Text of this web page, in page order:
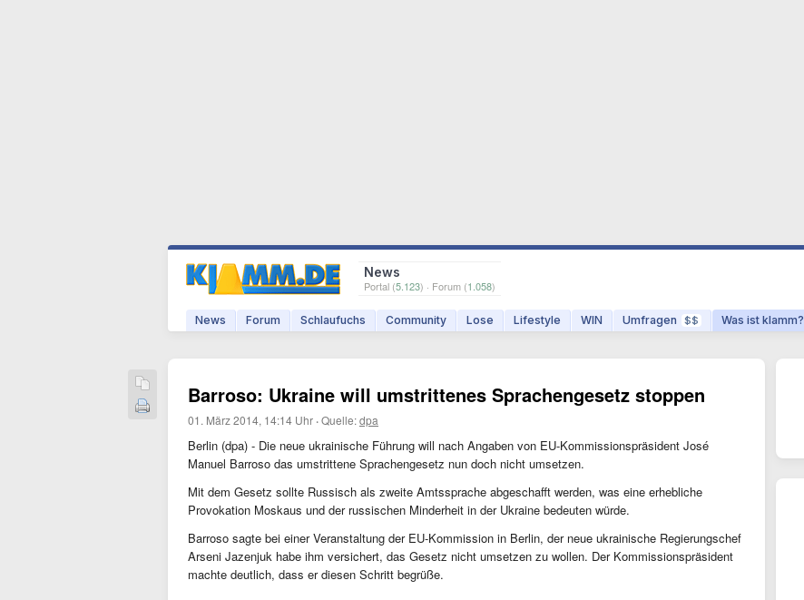
News
Portal (5.123) · Forum (1.058)
News Forum Schlaufuchs Community Lose Lifestyle WIN Umfragen $$ Was ist klamm?
Barroso: Ukraine will umstrittenes Sprachengesetz stoppen
01. März 2014, 14:14 Uhr ·Quelle:dpa
Berlin (dpa) - Die neue ukrainische Führung will nach Angaben von EU-Kommissionspräsident José
Manuel Barroso das umstrittene Sprachengesetz nun doch nicht umsetzen.
Mit dem Gesetz sollte Russisch als zweite Amtssprache abgeschafft werden, was eine erhebliche
Provokation Moskaus und der russischen Minderheit in der Ukraine bedeuten würde.
Barroso sagte bei einer Veranstaltung der EU-Kommission in Berlin, der neue ukrainische Regierungschef
Arseni Jazenjuk habe ihm versichert, das Gesetz nicht umsetzen zu wollen. Der Kommissionspräsident
machte deutlich, dass er diesen Schritt begrüße.